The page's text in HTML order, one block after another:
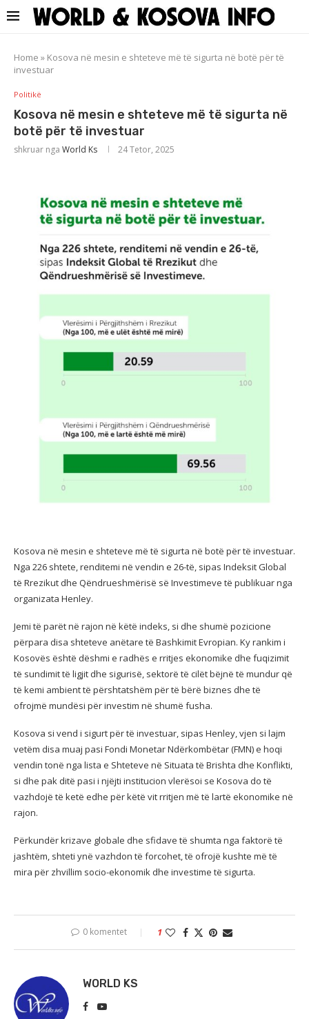
Home » Kosova në mesin e shteteve më të sigurta në botë për të
investuar
Politikë
Kosova në mesin e shteteve më të sigurta në
botë për të investuar
shkruar nga World Ks 24 Tetor, 2025
Kosova në mesin e shteteve më të sigurta në botë për të investuar.
Nga 226 shtete, renditemi në vendin e 26-të, sipas Indeksit Global
të Rrezikut dhe Qëndrueshmërisë së Investimeve të publikuar nga
organizata Henley.
Jemi të parët në rajon në këtë indeks, si dhe shumë pozicione
përpara disa shteteve anëtare të Bashkimit Evropian. Ky rankim i
Kosovës është dëshmi e radhës e rritjes ekonomike dhe fuqizimit
të sundimit të ligjit dhe sigurisë, sektorë të cilët bëjnë të mundur që
të kemi ambient të përshtatshëm për të bërë biznes dhe të
ofrojmë mundësi për investim në shumë fusha.
Kosova si vend i sigurt për të investuar, sipas Henley, vjen si lajm
vetëm disa muaj pasi Fondi Monetar Ndërkombëtar (FMN) e hoqi
vendin tonë nga lista e Shteteve në Situata të Brishta dhe Konflikti,
si dhe pak ditë pasi i njëjti institucion vlerësoi se Kosova do të
vazhdojë të ketë edhe për këtë vit rritjen më të lartë ekonomike në
rajon.
Përkundër krizave globale dhe sfidave të shumta nga faktorë të
jashtëm, shteti ynë vazhdon të forcohet, të ofrojë kushte më të
mira për zhvillim socio-ekonomik dhe investime të sigurta.
0 komentet 1
WORLD KS